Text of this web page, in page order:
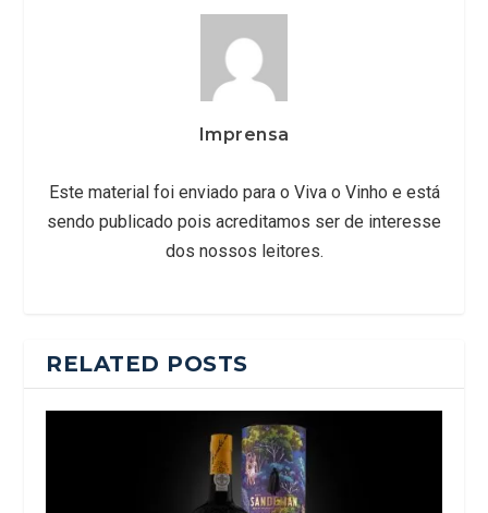
Imprensa
Este material foi enviado para o Viva o Vinho e está
sendo publicado pois acreditamos ser de interesse
dos nossos leitores.
RELATED POSTS